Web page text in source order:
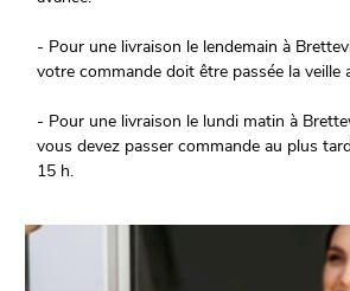
- Pour une livraison le lendemain à
votre commande doit être passée la veille
- Pour une livraison le lundi matin à
vous devez passer commande au plus
15 h.